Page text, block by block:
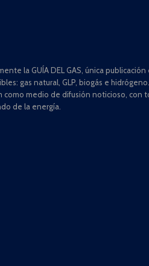
la GUÍA DEL GAS, única publicación
gas natural, GLP, biogás e
como medio de difusión noticioso, con
de la energía.